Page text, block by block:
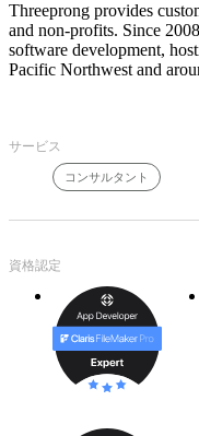
Threeprong provides
and non-profits. Since
software development,
Pacific Northwest and
サービス
コンサルタント
資格認定